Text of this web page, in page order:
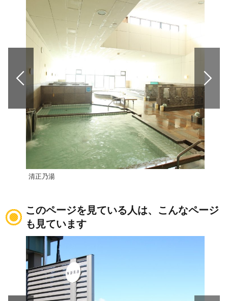
清正乃湯
このページを見ている人は、こんなページ
も見ています